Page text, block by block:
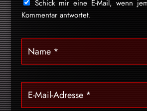
Schick mir eine E-Mail, wenn
Kommentar antwortet.